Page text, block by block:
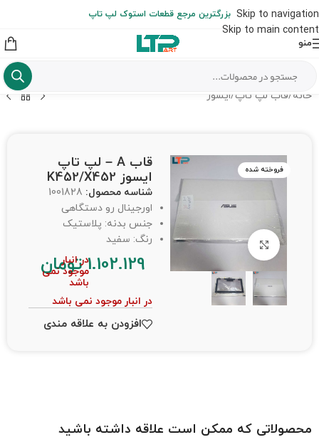
Skip to navigation
Skip to main content
از شهرستان به عهده مشتری است)
بزرگترین مرجع قطعات استوک لپ تاپ
منو
خانه /قاب لپ تاپ/ایسوز
فروخته شده
برای بزرگنمایی کلیک کنید
قاب A – لپ تاپ
ایسوز K452/X452
شناسه محصول: 1001828
اورجینال رو دستگاهی
جنس بدنه: پلاستیک
رنگ: سفید
1.102.129 تومان
در انبار
موجود نمی
باشد
در انبار موجود نمی باشد
افزودن به علاقه مندی
محصولاتی که ممکن است علاقه داشته باشید